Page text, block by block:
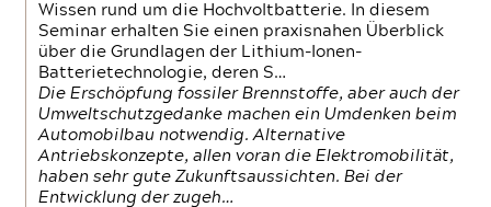
Wissen rund um die Hochvoltbatterie. In diesem
Seminar erhalten Sie einen praxisnahen Überblick
über die Grundlagen der Lithium-Ionen-
Batterietechnologie, deren S…
Die Erschöpfung fossiler Brennstoffe, aber auch der
Umweltschutzgedanke machen ein Umdenken beim
Automobilbau notwendig. Alternative
Antriebskonzepte, allen voran die Elektromobilität,
haben sehr gute Zukunftsaussichten. Bei der
Entwicklung der zugeh…